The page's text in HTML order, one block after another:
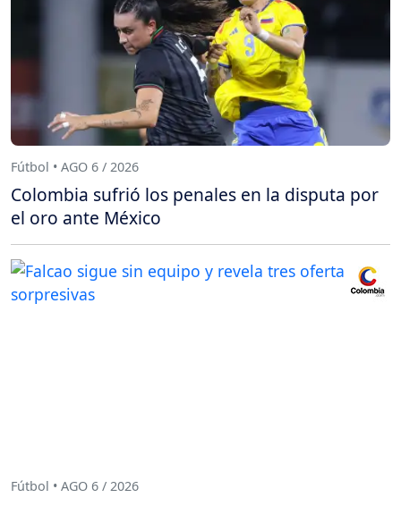
Fútbol • AGO 6 / 2026
Colombia sufrió los penales en la disputa por
el oro ante México
Fútbol • AGO 6 / 2026